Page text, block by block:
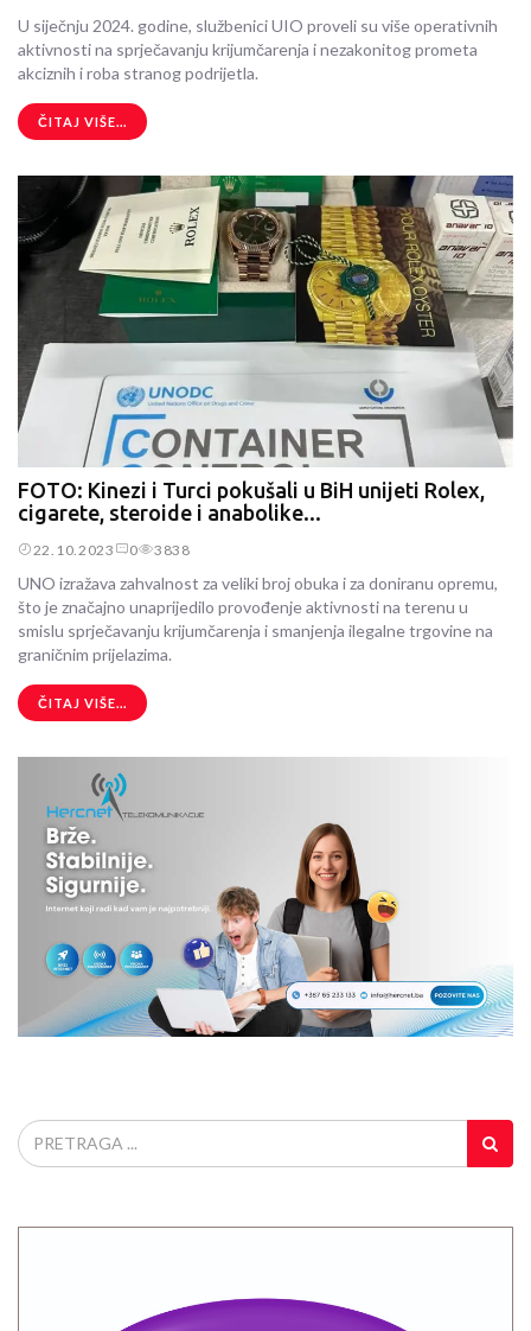
U siječnju 2024. godine, službenici UIO proveli su više operativnih
aktivnosti na sprječavanju krijumčarenja i nezakonitog prometa
akciznih i roba stranog podrijetla.
ČITAJ VIŠE...
FOTO: Kinezi i Turci pokušali u BiH unijeti Rolex,
cigarete, steroide i anabolike...
22.10.2023 0 3838
UNO izražava zahvalnost za veliki broj obuka i za doniranu opremu,
što je značajno unaprijedilo provođenje aktivnosti na terenu u
smislu sprječavanju krijumčarenja i smanjenja ilegalne trgovine na
graničnim prijelazima.
ČITAJ VIŠE...